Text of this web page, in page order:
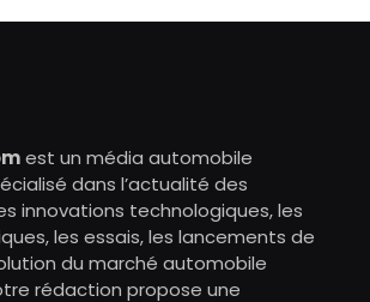
est un média automobile
dans l’actualité des
innovations technologiques, les
les essais, les lancements de
du marché automobile
rédaction propose une